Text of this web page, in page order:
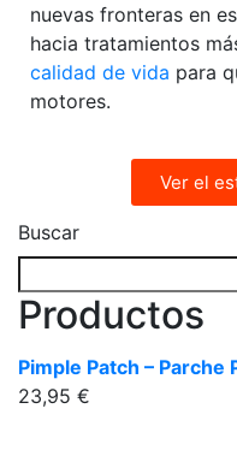
nuevas fronteras en
hacia tratamientos
calidad de vida para
motores.
Ver el
Buscar
Productos
Pimple Patch – Parche
23,95 €